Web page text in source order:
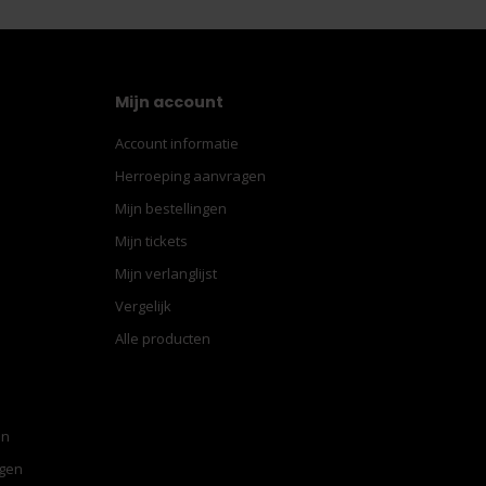
Mijn account
Account informatie
Herroeping aanvragen
Mijn bestellingen
Mijn tickets
Mijn verlanglijst
Vergelijk
Alle producten